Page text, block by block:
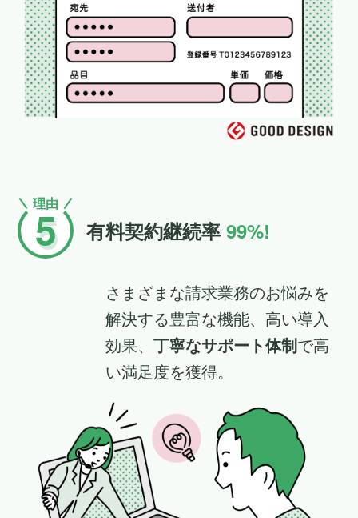
理由
5 有料契約継続率99%!
さまざまな請求業務のお悩みを
解決する豊富な機能、高い導入
効果、丁寧なサポート体制で高
い満足度を獲得。